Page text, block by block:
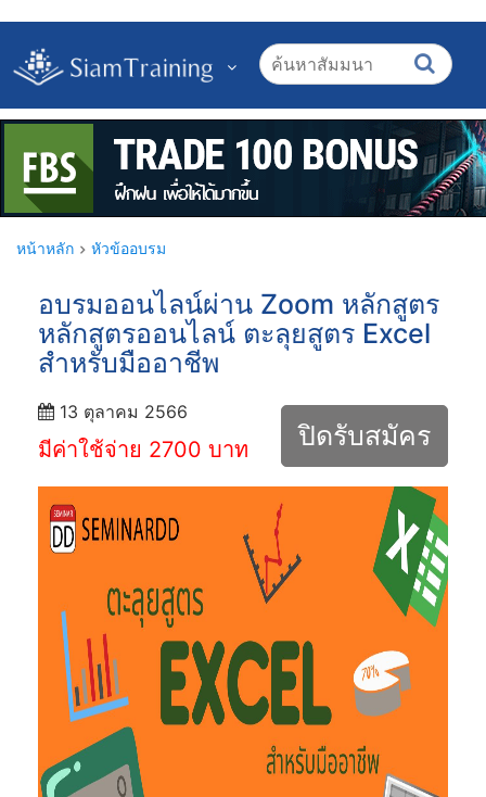
หน้าหลัก หัวข้ออบรม
อบรมออนไลน์ผ่าน Zoom หลักสูตร
หลักสูตรออนไลน์ ตะลุยสูตร Excel
สำหรับมืออาชีพ
13 ตุลาคม 2566
มีค่าใช้จ่าย 2700 บาท ปิดรับสมัคร